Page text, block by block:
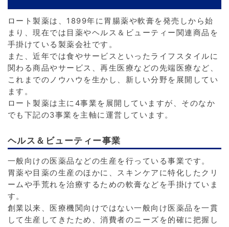
ロート製薬は、1899年に胃腸薬や軟膏を発売しから始
まり、現在では目薬やヘルス＆ビューティー関連商品を
手掛けている製薬会社です。
また、近年では食やサービスといったライフスタイルに
関わる商品やサービス、再生医療などの先端医療など、
これまでのノウハウを生かし、新しい分野を展開してい
ます。
ロート製薬は主に4事業を展開していますが、そのなか
でも下記の3事業を主軸に運営しています。
ヘルス＆ビューティー事業
一般向けの医薬品などの生産を行っている事業です。
胃薬や目薬の生産のほかに、スキンケアに特化したクリ
ームや手荒れを治療するための軟膏などを手掛けていま
す。
創業以来、医療機関向けではない一般向け医薬品を一貫
して生産してきたため、消費者のニーズを的確に把握し